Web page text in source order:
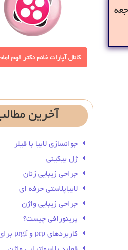
آخرین
جوانسازی لابیا با فیلر
ژل بیکینی
جراحی زیبایی زنان
لابیاپلاستی حرفه ای
جراحی زیبایی واژن
پرینورافی چیست؟
کاربردهای prp و prgf برای زنان